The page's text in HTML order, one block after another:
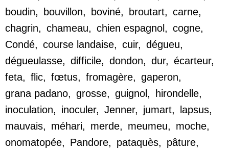
boudin, bouvillon, boviné, broutart, carne,
chagrin, chameau, chien espagnol, cogne,
Condé, course landaise, cuir, dégueu,
dégueulasse, difficile, dondon, dur, écarteur,
feta, flic, fœtus, fromagère, gaperon,
grana padano, grosse, guignol, hirondelle,
inoculation, inoculer, Jenner, jumart, lapsus,
mauvais, méhari, merde, meumeu, moche,
onomatopée, Pandore, pataquès, pâture,